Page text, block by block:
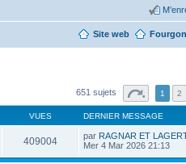
Site web
651 sujets 1 2
VUES DERNIER MESSAGE
409004 par RAGNAR ET
Mer 4 Mar 2026 21:13